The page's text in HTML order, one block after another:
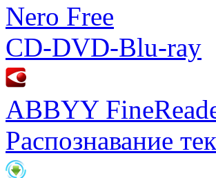
Nero Free
CD-DVD-Blu-ray
ABBYY
Распознавание